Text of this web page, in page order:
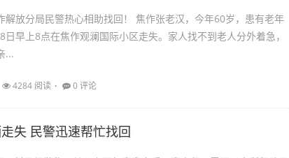
相助找回！ 焦作张老汉，今年60岁，患有老年
早上8点在焦作观澜国际小区走失。家人找不到老人分外着急，
...
4284 阅读 0 评论
失 民警迅速帮忙找回